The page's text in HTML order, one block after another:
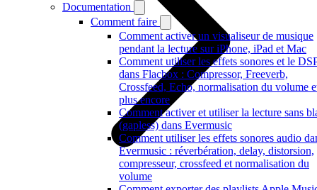
Documentation
Comment faire
Comment activer un visualiseur de musique
pendant la lecture sur iPhone, iPad et Mac
Comment utiliser les effets sonores et le
dans Flacbox : Compressor, Freeverb,
Crossfeed, Echo, normalisation du volume
plus encore
Comment activer et utiliser la lecture sans
(gapless) dans Evermusic
Comment utiliser les effets sonores audio
Evermusic : réverbération, delay, distorsion,
compresseur, crossfeed et normalisation du
volume